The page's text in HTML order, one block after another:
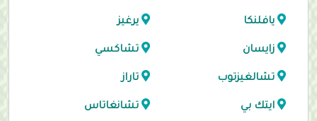
يافلنكا يرغيز
زايسان تشاكسي
تشالغيزتوب تاراز
ايتك بي تشانغاتاس